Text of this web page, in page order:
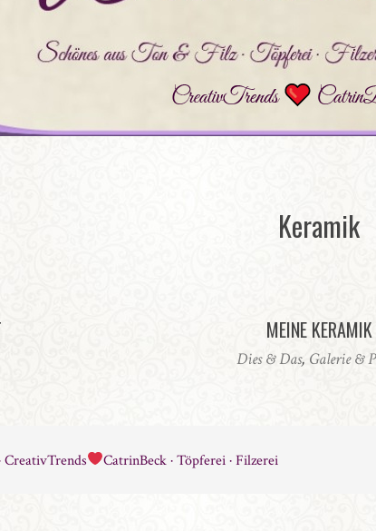
Keramik
MEINE KERAMIK
Dies & Das, Galerie &
CreativTrends CatrinBeck · Töpferei · Filzerei